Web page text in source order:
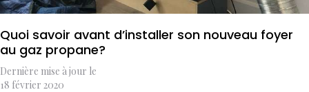
Quoi savoir avant d’installer son nouveau foyer
au gaz propane?
Dernière mise à jour le
18 février 2020